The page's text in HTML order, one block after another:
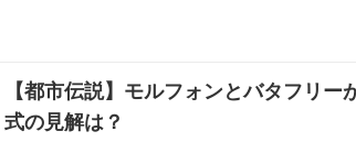
【都市伝説】モルフォンとバタフリー
式の見解は？